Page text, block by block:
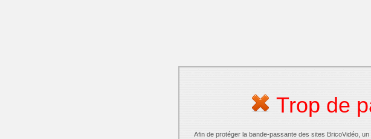
Trop de
Afin de protéger la bande-passante des sites BricoVidéo,